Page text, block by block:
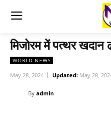
मिजोरम में पत्थर खदान
WORLD NEWS
May 28, 2024 Updated: May 28,
By admin